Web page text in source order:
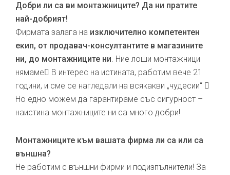
Добри ли са ви монтажниците? Да ни пратите
най-добрият!
Фирмата залага на изключително компетентен
екип, от продавач-консултантите в магазините
ни, до монтажниците ни. Ние лоши монтажници
нямаме В интерес на истината, работим вече 21
години, и сме се нагледали на всякакви „чудесии“ 
Но едно можем да гарантираме със сигурност –
наистина монтажниците ни са много добри!
Монтажниците към вашата фирма ли са или са
външна?
Не работим с външни фирми и подизпълнители! За